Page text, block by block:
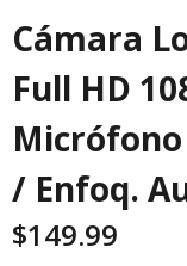
Cámara
Full HD
Micrófono
/ Enfoq.
$149.99